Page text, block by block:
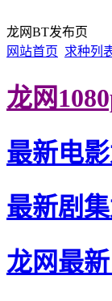
龙网BT发布页
网站首页 求种列
龙网
最新电
最新剧
龙网最